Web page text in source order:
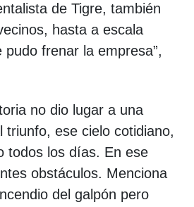
de Tigre, también
hasta a escala
pudo frenar la empresa”,
no dio lugar a una
triunfo, ese cielo cotidiano,
todos los días. En ese
obstáculos. Menciona
del galpón pero